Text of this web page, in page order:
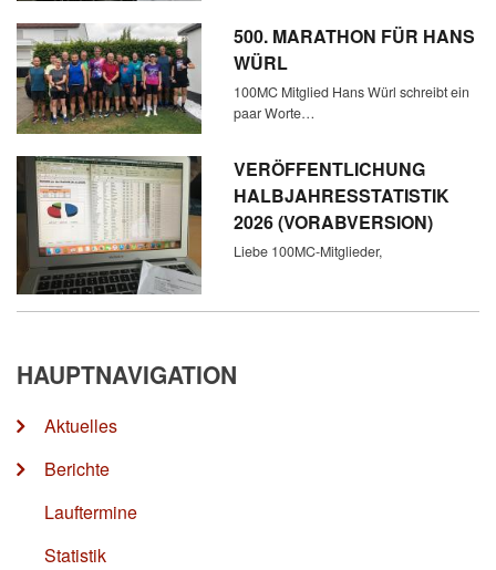
500. MARATHON FÜR HANS
WÜRL
100MC Mitglied Hans Würl schreibt ein
paar Worte…
VERÖFFENTLICHUNG
HALBJAHRESSTATISTIK
2026 (VORABVERSION)
Liebe 100MC-Mitglieder,
HAUPTNAVIGATION
Aktuelles
Berichte
Lauftermine
Statistik